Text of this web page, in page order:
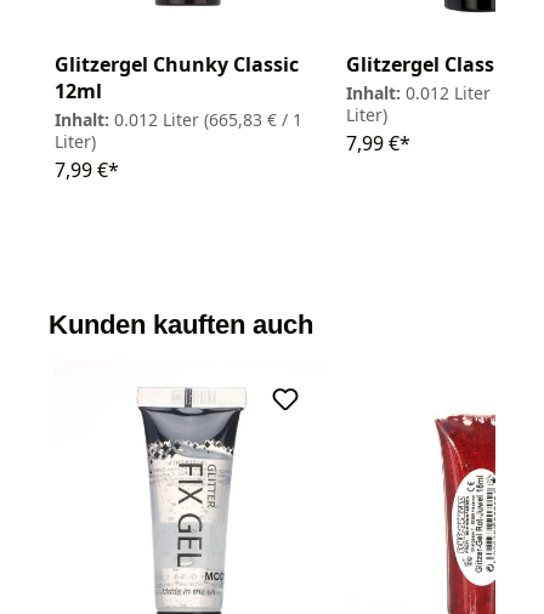
Glitzergel Chunky Classic
12ml
Inhalt: 0.012 Liter (665,83 € / 1
Liter)
7,99 €*
Glitzergel Classic
Inhalt: 0.012 Liter
Liter)
7,99 €*
Kunden kauften auch